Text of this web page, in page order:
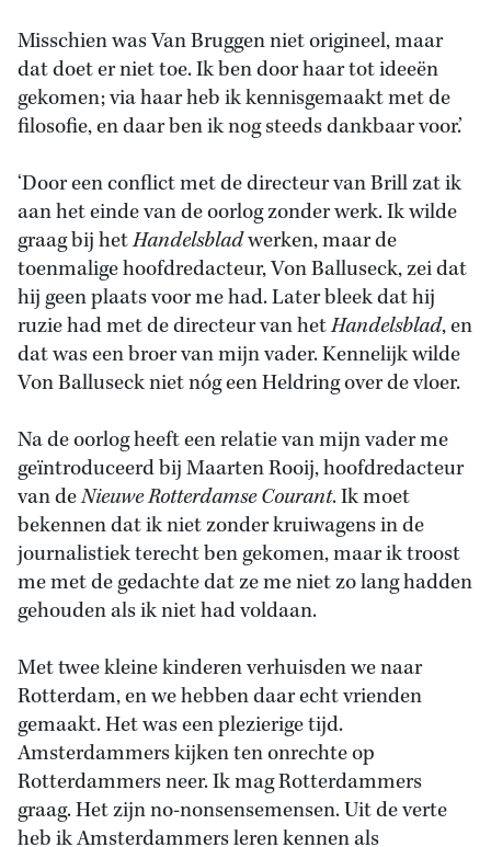
Misschien was Van Bruggen niet origineel, maar
dat doet er niet toe. Ik ben door haar tot ideeën
gekomen; via haar heb ik kennisgemaakt met de
filosofie, en daar ben ik nog steeds dankbaar voor.’
‘Door een conflict met de directeur van Brill zat ik
aan het einde van de oorlog zonder werk. Ik wilde
graag bij hetHandelsbladwerken, maar de
toenmalige hoofdredacteur, Von Balluseck, zei dat
hij geen plaats voor me had. Later bleek dat hij
ruzie had met de directeur van hetHandelsblad, en
dat was een broer van mijn vader. Kennelijk wilde
Von Balluseck niet nóg een Heldring over de vloer.
Na de oorlog heeft een relatie van mijn vader me
geïntroduceerd bij Maarten Rooij, hoofdredacteur
van deNieuwe Rotterdamse Courant. Ik moet
bekennen dat ik niet zonder kruiwagens in de
journalistiek terecht ben gekomen, maar ik troost
me met de gedachte dat ze me niet zo lang hadden
gehouden als ik niet had voldaan.
Met twee kleine kinderen verhuisden we naar
Rotterdam, en we hebben daar echt vrienden
gemaakt. Het was een plezierige tijd.
Amsterdammers kijken ten onrechte op
Rotterdammers neer. Ik mag Rotterdammers
graag. Het zijn no-nonsensemensen. Uit de verte
heb ik Amsterdammers leren kennen als